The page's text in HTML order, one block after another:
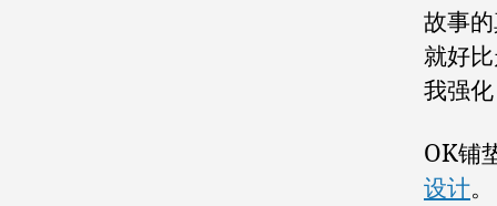
故事
就好
我强
OK铺
设计。